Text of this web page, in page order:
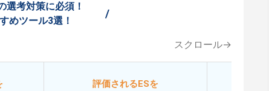
選考対策に必須！
めツール3選！
/
スクロール→
評価されるESを